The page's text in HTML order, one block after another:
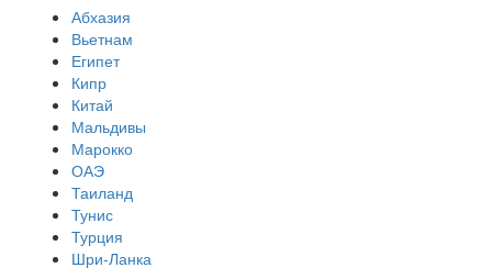
Абхазия
Вьетнам
Египет
Кипр
Китай
Мальдивы
Марокко
ОАЭ
Таиланд
Тунис
Турция
Шри-Ланка